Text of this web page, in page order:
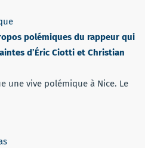
polémiques du rappeur qui
d’Éric Ciotti et Christian
une vive polémique à Nice. Le